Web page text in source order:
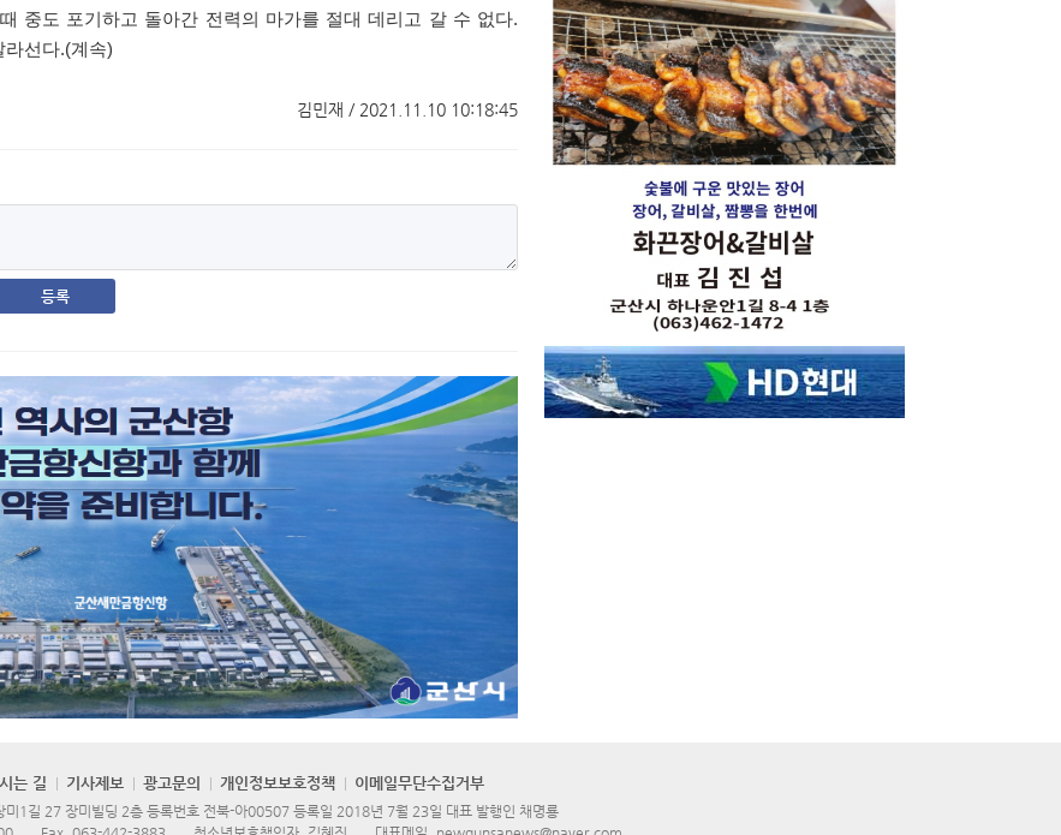
중도 포기하고 돌아간 전력의 마가를 절대 데리고 갈 수 없다.
라선다.(계속)
김민재 / 2021.11.10 10:18:45
는 길 기사제보 광고문의 개인정보보호정책 이메일무단수집거부
미1길 27 장미빌딩 2층 등록번호 전북-아00507 등록일 2018년 7월 23일 대표 발행인 채명룡